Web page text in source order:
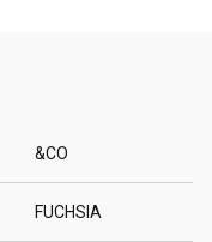
&CO
FUCHSIA